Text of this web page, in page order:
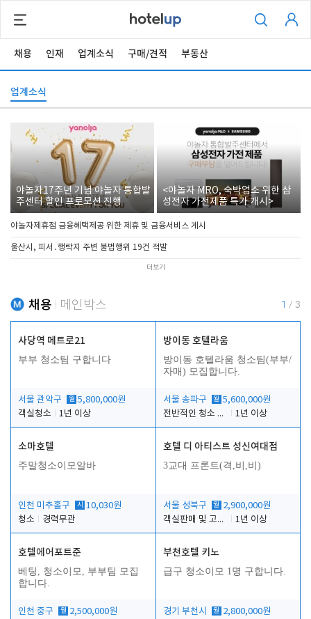
채용 인재 업계소식 구매/견적 부동산
업계소식
야놀자17주년 기념 야놀자 통합발
주센터 할인 프로모션 진행
<야놀자 MRO, 숙박업소 위한 삼
성전자 가전제품 특가 개시>
야놀자제휴점 금융혜택제공 위한 제휴 및 금융서비스 게시
울산시, 피서․행락지 주변 불법행위 19건 적발
더보기
채용 메인박스 1 / 3
사당역 메트로21
부부 청소팀 구합니다
서울 관악구 월 5,800,000원
객실청소
1년 이상
방이동 호텔라움
방이동 호텔라움 청소팀(부부/
자매) 모집합니다.
서울 송파구 월 5,600,000원
전반적인 청소 업무(객실청소.객실정리)
1년 이상
소마호텔
주말청소이모알바
인천 미추홀구 시 10,030원
청소
경력무관
호텔 디 아티스트 성신여대점
3교대 프론트(격,비,비)
서울 성북구 월 2,900,000원
객실판매 및 고객응대
1년 이상
호텔에어포트준
베팅, 청소이모, 부부팀 모집
합니다.
인천 중구 월 2,500,000원
부천호텔 키노
급구 청소이모 1명 구합니다.
경기 부천시 월 2,800,000원